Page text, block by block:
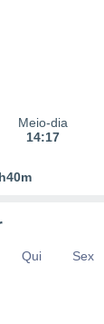
Meio-dia
14:17
Qui Sex